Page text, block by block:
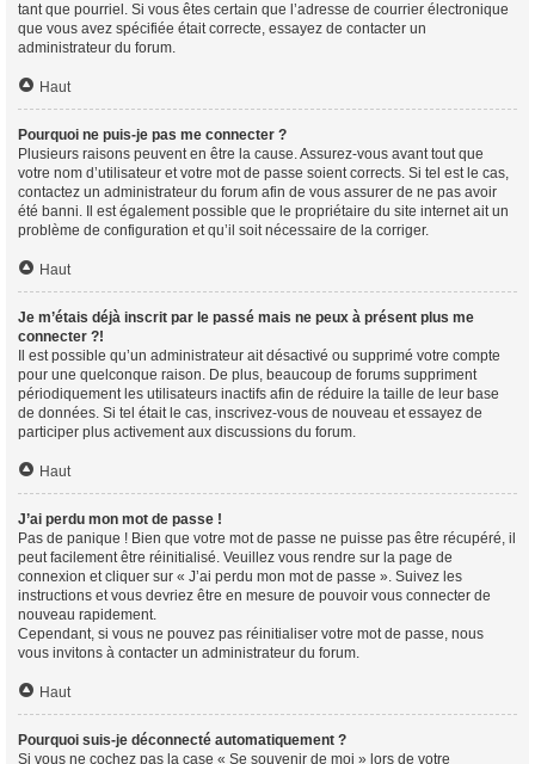
tant que pourriel. Si vous êtes certain que l’adresse de courrier électronique
que vous avez spécifiée était correcte, essayez de contacter un
administrateur du forum.
Haut
Pourquoi ne puis-je pas me connecter ?
Plusieurs raisons peuvent en être la cause. Assurez-vous avant tout que
votre nom d’utilisateur et votre mot de passe soient corrects. Si tel est le cas,
contactez un administrateur du forum afin de vous assurer de ne pas avoir
été banni. Il est également possible que le propriétaire du site internet ait un
problème de configuration et qu’il soit nécessaire de la corriger.
Haut
Je m’étais déjà inscrit par le passé mais ne peux à présent plus me
connecter ?!
Il est possible qu’un administrateur ait désactivé ou supprimé votre compte
pour une quelconque raison. De plus, beaucoup de forums suppriment
périodiquement les utilisateurs inactifs afin de réduire la taille de leur base
de données. Si tel était le cas, inscrivez-vous de nouveau et essayez de
participer plus activement aux discussions du forum.
Haut
J’ai perdu mon mot de passe !
Pas de panique ! Bien que votre mot de passe ne puisse pas être récupéré, il
peut facilement être réinitialisé. Veuillez vous rendre sur la page de
connexion et cliquer sur « J’ai perdu mon mot de passe ». Suivez les
instructions et vous devriez être en mesure de pouvoir vous connecter de
nouveau rapidement.
Cependant, si vous ne pouvez pas réinitialiser votre mot de passe, nous
vous invitons à contacter un administrateur du forum.
Haut
Pourquoi suis-je déconnecté automatiquement ?
Si vous ne cochez pas la case « Se souvenir de moi » lors de votre